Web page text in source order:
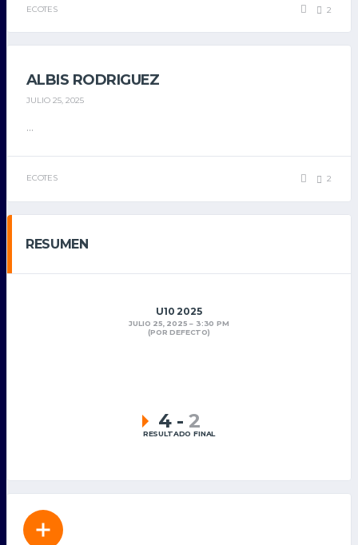
ECOTES 2
ALBIS RODRIGUEZ
JULIO 25, 2025
...
ECOTES 2
RESUMEN
U10 2025
JULIO 25, 2025
3:30 PM
(POR DEFECTO)
4 - 2
RESULTADO FINAL